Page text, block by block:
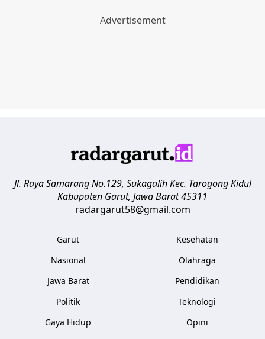
Jl. Raya Samarang No.129, Sukagalih Kec. Tarogong Kidul
Kabupaten Garut, Jawa Barat45311
radargarut58@gmail.com
Garut
Nasional
Jawa Barat
Politik
Gaya Hidup
Kesehatan
Olahraga
Pendidikan
Teknologi
Opini